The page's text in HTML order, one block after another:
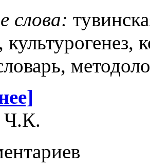
слова:
культурогенез,
Ч.К.